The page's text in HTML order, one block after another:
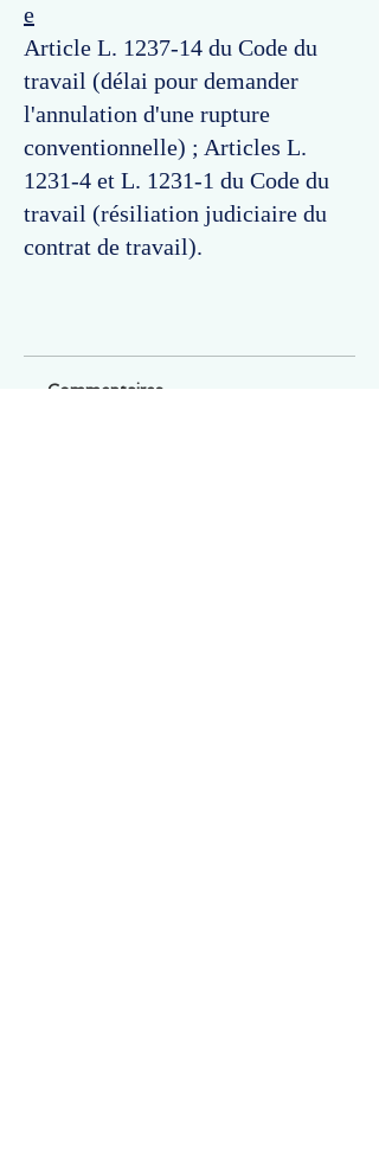
e
Article L. 1237-14 du Code du
travail (délai pour demander
l'annulation d'une rupture
conventionnelle) ; Articles L.
1231-4 et L. 1231-1 du Code du
travail (résiliation judiciaire du
contrat de travail).
Commentaires